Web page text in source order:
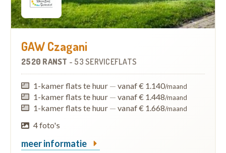
GAW Czagani
2520 RANST - 53 SERVICEFLATS
1-kamer flats te huur — vanaf € 1.140/maand
1-kamer flats te huur — vanaf € 1.448/maand
1-kamer flats te huur — vanaf € 1.668/maand
4 foto's
meer informatie